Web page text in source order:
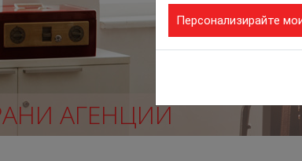
АГЕНЦИИ
Персонализирайте